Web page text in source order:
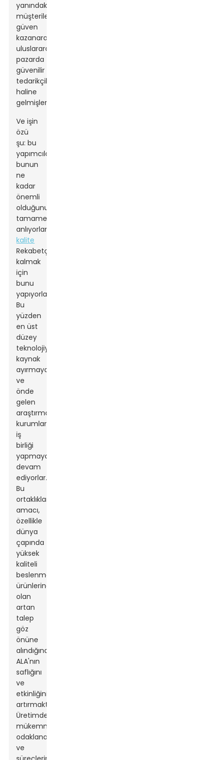
yanındaki
müşterilerden
güven
kazanarak
uluslararası
pazarda
güvenilir
tedarikçiler
haline
gelmişlerdir.
Ve işin
özü
şu: bu
yapımcılar
bunun
ne
kadar
önemli
olduğunu
tamamen
anlıyorlar.
kalite
Rekabetçi
kalmak
için
bunu
yapıyorlar.
Bu
yüzden
en üst
düzey
teknolojiye
kaynak
ayırmaya
ve
önde
gelen
araştırma
kurumlarıyla
iş
birliği
yapmaya
devam
ediyorlar.
Bu
ortaklıkların
amacı,
özellikle
dünya
çapında
yüksek
kaliteli
beslenme
ürünlerine
olan
artan
talep
göz
önüne
alındığında,
ALA'nın
saflığını
ve
etkinliğini
artırmaktır.
Üretimde
mükemmelliğe
odaklanarak
ve